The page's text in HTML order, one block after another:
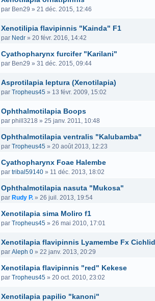
par Ben29 » 21 déc. 2015, 12:46
Xenotilipia flavipinnis "Kainda" F1
par Nedr » 20 févr. 2016, 14:42
Cyathopharynx furcifer "Karilani"
par Ben29 » 31 déc. 2015, 09:44
Asprotilapia leptura (Xenotilapia)
par Tropheus45 » 13 févr. 2009, 15:02
Ophthalmotilapia Boops
par phill3218 » 25 janv. 2011, 10:48
Ophthalmotilapia ventralis "Kalubamba"
par Tropheus45 » 20 août 2013, 12:23
Cyathopharynx Foae Halembe
par tribal59140 » 11 déc. 2013, 18:02
Ophthalmotilapia nasuta "Mukosa"
par Rudy P. » 26 juil. 2013, 19:54
Xenotilapia sima Moliro f1
par Tropheus45 » 26 mai 2010, 17:01
Xenotilapia flavipinnis Lyamembe Fx
par Aleph 0 » 22 janv. 2013, 20:29
Xenotilapia flavipinnis "red" Kekese
par Tropheus45 » 20 oct. 2010, 23:02
Xenotilapia papilio "kanoni"